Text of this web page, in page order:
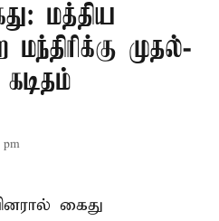
மத்திய
மந்திரிக்கு முதல்-
pm
கைது